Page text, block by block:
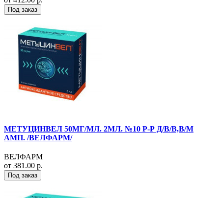
Под заказ
МЕТУЦИНВЕЛ 50МГ/МЛ. 2МЛ. №10 Р-Р Д/В/В,В/М
АМП. /ВЕЛФАРМ/
ВЕЛФАРМ
от 381.00 р.
Под заказ